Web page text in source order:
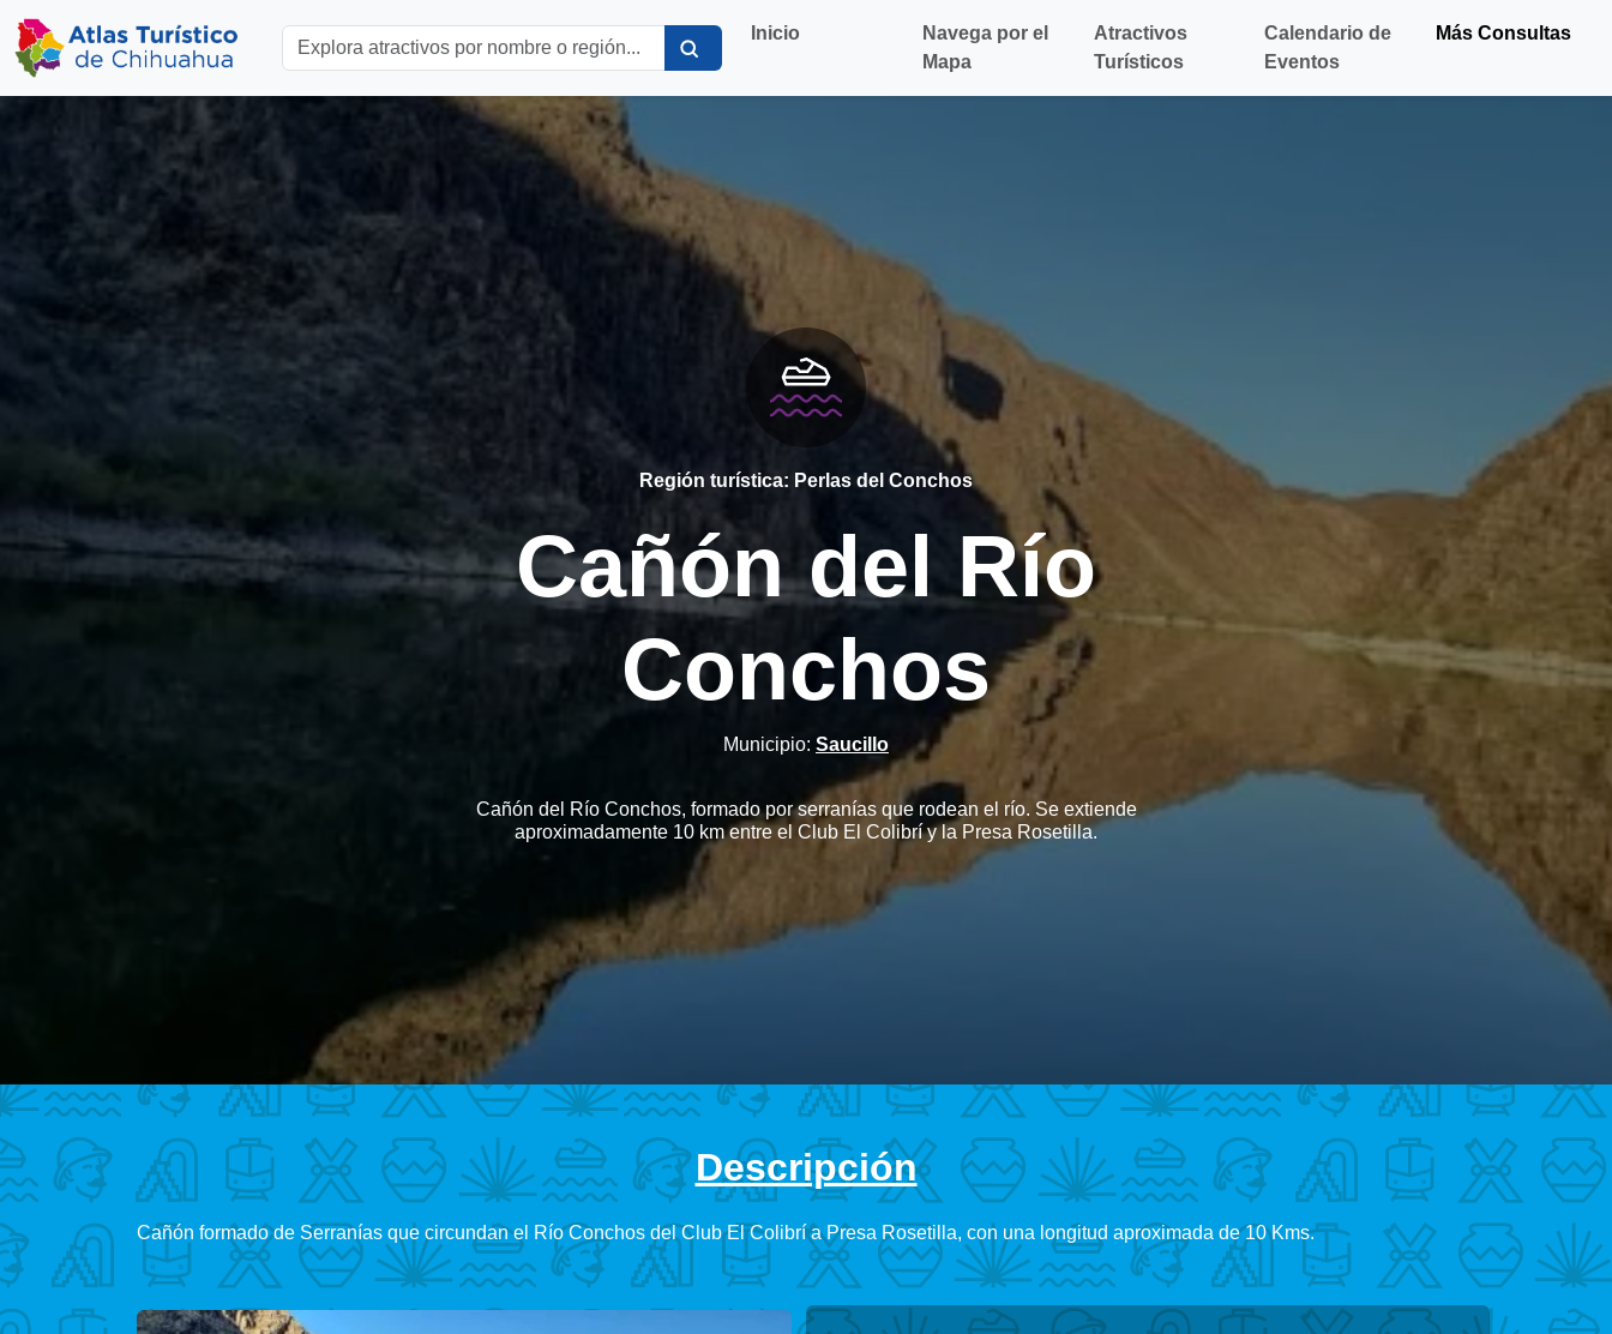
Inicio
Navega por el
Mapa
Atractivos
Turísticos
Calendario de
Eventos
Más Consultas
Región turística: Perlas del Conchos
Cañón del Río
Conchos
Municipio: Saucillo
Cañón del Río Conchos, formado por serranías que rodean el río. Se extiende
aproximadamente 10 km entre el Club El Colibrí y la Presa Rosetilla.
Descripción
Cañón formado de Serranías que circundan el Río Conchos del Club El Colibrí a Presa Rosetilla, con una longitud aproximada de 10 Kms.